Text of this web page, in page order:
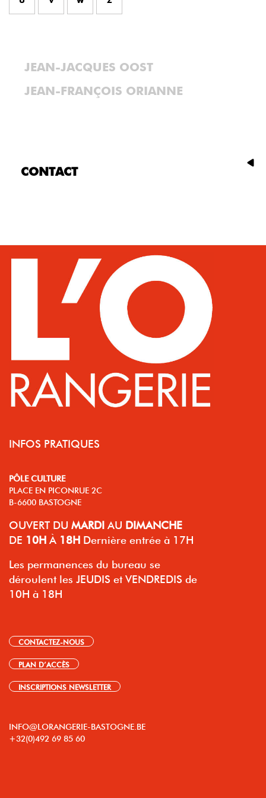
JEAN-JACQUES OOST
JEAN-FRANÇOIS ORIANNE
CONTACT
INFOS PRATIQUES
PÔLE CULTURE
PLACE EN PICONRUE 2C
B-6600 BASTOGNE
OUVERT DU MARDI AU DIMANCHE
DE 10H À 18H Dernière entrée à 17H
Les permanences du bureau se
déroulent les JEUDIS et VENDREDIS de
10H à 18H
CONTACTEZ-NOUS
PLAN D’ACCÈS
INSCRIPTIONS NEWSLETTER
INFO@LORANGERIE-BASTOGNE.BE
+32(0)492 69 85 60